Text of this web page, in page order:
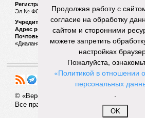
Регистрационный номер Роскомнадзора
Эл № ФС77-53847 от 26.04.2013.
Учредитель ООО «Версия»
Адрес редакции:123100, Россия, Москва, улица
Почтовый адрес редакции:
123022, Россия,
«Диалан»
© «Версия»
Все права защищены
Продолжая работу с
согласие на обработку
сайтом и сторонними
можете запретить
настройках
Пожалуйста,
«Политикой в отношении
персональных
.
OK